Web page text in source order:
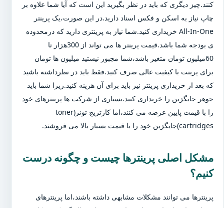
کنند.چیز دیگری که باید در نظر بگیرید این است که آیا شما علاوه بر
چاپ نیاز به اسکن و فکس اسناد دارید.در این صورت،یک پرینتر
All-In-One خریداری کنید.شما نیاز به پرینتری دارید که درمحدوده
ی بودجه شما باشد.قیمت پرینتر ها می تواند از 300هزار تا
60میلیون تومان متغیر باشد،شما مجبور نیستید میلیون ها تومان
برای پرینت با کیفیت عالی صرف کنید.فقط باید در نظرداشته باشید
که بعد از خریداری پرینتر نیز باید برای آن هزینه کنید.زیرا شما باید
جوهر جایگزین را خریداری کنید.بسیاری از شرکت ها پرینترهای خود
را با قیمت پایین عرضه می کنند،اما کارتریج تونر(toner
cartridges)جایگزین خود را با قیمت بسیار بالا می فروشند.
مشکل اصلی پرینترها چیست و چگونه درست
کنیم؟
پرینترها می توانند مشکلات مشابهی داشته باشند،اما پرینترهای